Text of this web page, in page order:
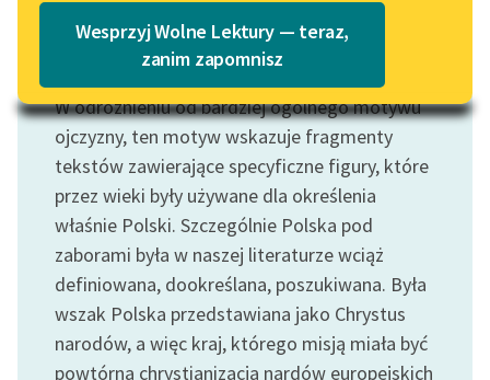
Lektury szkolne i klasyka
literatury do słuchania dla
uczennic i uczniów z
niepełnosprawnościami
E-kolekcja lektur
szkolnych i literatury do
słuchania dla uczennic i
uczniów z
niepełnosprawnościami
Feministyczne inspiracje.
Popularyzacja
Katalog w formacie PDF
Wesprzyj Wolne Lektury — teraz,
zanim zapomnisz
Motyw: Polska
W odróżnieniu od bardziej ogólnego motywu
ojczyzny, ten motyw wskazuje fragmenty
tekstów zawierające specyficzne figury, które
przez wieki były używane dla określenia
właśnie Polski. Szczególnie Polska pod
zaborami była w naszej literaturze wciąż
definiowana, dookreślana, poszukiwana. Była
wszak Polska przedstawiana jako Chrystus
narodów, a więc kraj, którego misją miała być
powtórna chrystianizacja nardów europejskich